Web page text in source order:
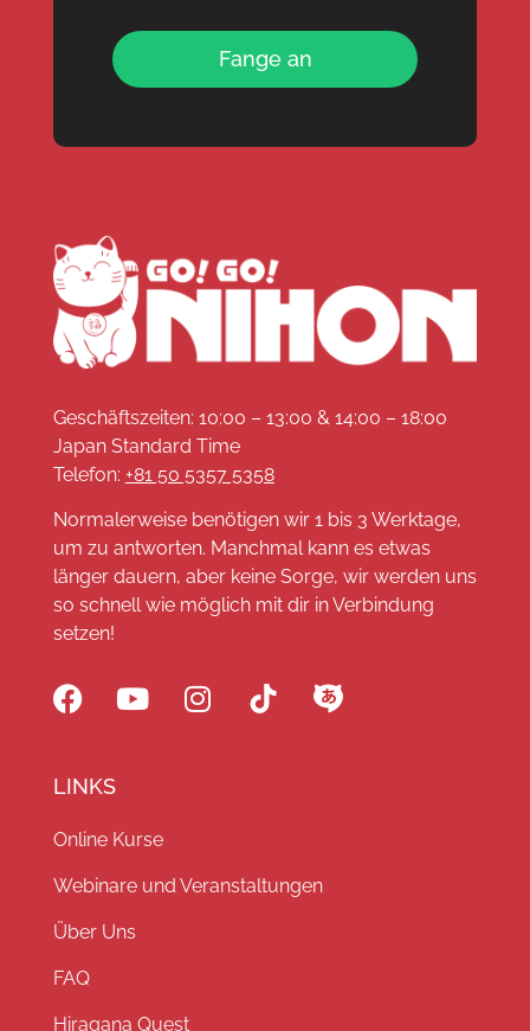
Fange an
Geschäftszeiten: 10:00 – 13:00 & 14:00 – 18:00
Japan Standard Time
Telefon: +81 50 5357 5358
Normalerweise benötigen wir 1 bis 3 Werktage,
um zu antworten. Manchmal kann es etwas
länger dauern, aber keine Sorge, wir werden uns
so schnell wie möglich mit dir in Verbindung
setzen!
LINKS
Online Kurse
Webinare und Veranstaltungen
Über Uns
FAQ
Hiragana Quest